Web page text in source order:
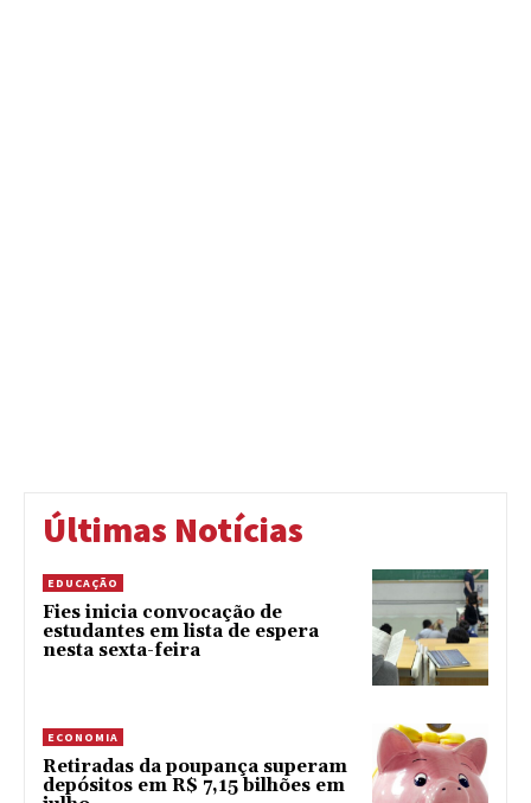
Últimas Notícias
EDUCAÇÃO
Fies inicia convocação de
estudantes em lista de espera
nesta sexta-feira
ECONOMIA
Retiradas da poupança superam
depósitos em R$ 7,15 bilhões em